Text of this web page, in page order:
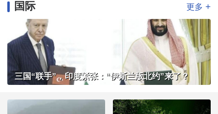
国际 更多 +
三国“联手”，印度紧张：“伊斯兰版北约”来了？